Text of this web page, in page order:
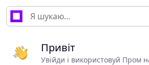
Привіт
Увійди і використовуй Пром